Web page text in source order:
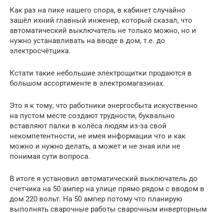
Как раз на пике нашего спора, в кабинет случайно
зашёл ихний главный инженер, который сказал, что
автоматический выключатель не только можно, но и
нужно устанавливать на вводе в дом, т.е. до
электросчётцика.
Кстати такие небольшие электрощитки продаются в
большом ассортименте в электромагазинах.
Это я к тому, что работники энергосбыта искуственно
на пустом месте создают трудности, буквально
вставляют палки в колёса людям из-за свой
некомпетентности, не имея информации что и как
можно и нужно делать, а может и не зная или не
понимая сути вопроса.
В итоге я установил автоматический выключатель до
счетчика на 50 ампер на улице прямо рядом с вводом в
дом 220 вольт. На 50 ампер потому что планирую
выполнять сварочные работы сварочным инверторным